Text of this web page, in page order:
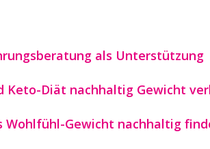
als Unterstützung
Keto-Diät nachhaltig Gewicht
Wohlfühl-Gewicht nachhaltig